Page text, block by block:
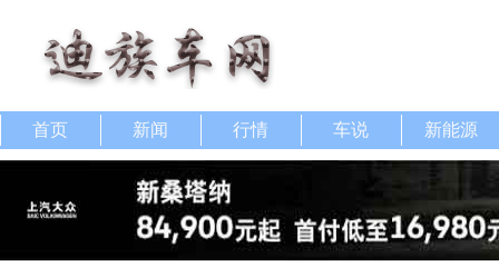
首页 新闻 行情 车说 新能源